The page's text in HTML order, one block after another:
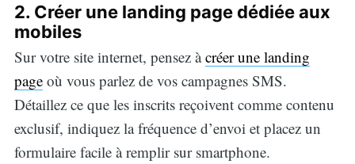
2. Créer une landing page dédiée aux
mobiles
Sur votre site internet, pensez àcréer une landing
pageoù vous parlez de vos campagnes SMS.
Détaillez ce que les inscrits reçoivent comme contenu
exclusif, indiquez la fréquence d’envoi et placez un
formulaire facile à remplir sur smartphone.